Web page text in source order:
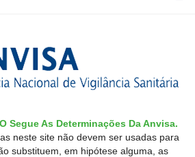
Segue As Determinações Da Anvisa.
neste site não devem ser usadas para
substituem, em hipótese alguma, as